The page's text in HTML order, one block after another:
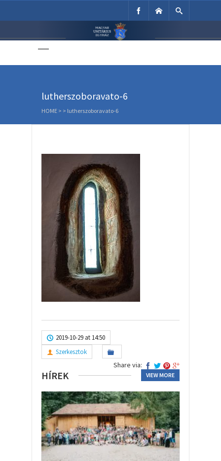
Unitárius Egyház
lutherszoboravato-6
HOME > > lutherszoboravato-6
2019-10-29 at 14:50
Szerkesztok
Share via:
HÍREK VIEW MORE